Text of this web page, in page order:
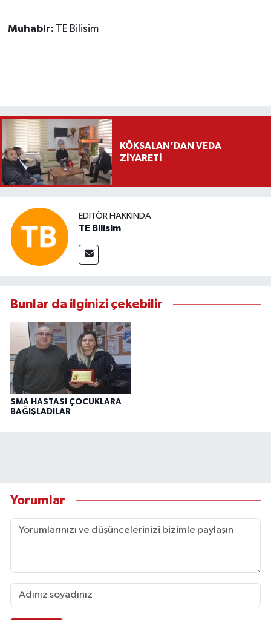
Muhabir: TE Bilisim
KÖKSALAN’DAN VEDA
ZİYARETİ
EDITÖR HAKKINDA
TE Bilisim
Bunlar da ilginizi çekebilir
SMA HASTASI ÇOCUKLARA
BAĞIŞLADILAR
Yorumlar